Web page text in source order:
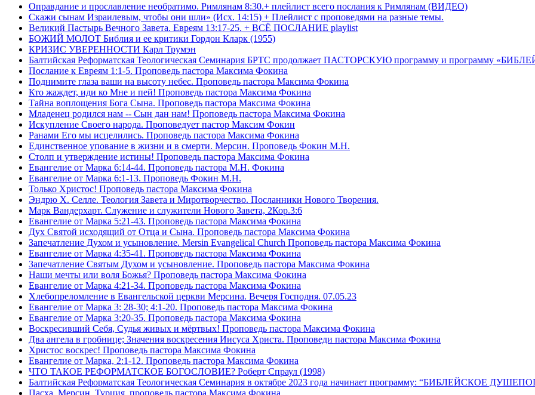
Оправдание и прославление необратимо. Римлянам 8:30.+ плейлист всего послания к Римлянам (ВИДЕО)
Скажи сынам Израилевым, чтобы они шли» (Исх. 14:15) + Плейлист с проповедями на разные темы.
Великий Пастырь Вечного Завета. Евреям 13:17-25. + ВСЁ ПОСЛАНИЕ playlist
БОЖИЙ МОЛОТ Библия и ее критики Гордон Кларк (1955)
КРИЗИС УВЕРЕННОСТИ Карл Трумэн
Балтийская Реформатская Теологическая Семинария БРТС продолжает ПАСТОРСКУЮ программу и программу
Послание к Евреям 1:1-5. Проповедь пастора Максима Фокина
Поднимите глаза ваши на высоту небес. Проповедь пастора Максима Фокина
Кто жаждет, иди ко Мне и пей! Проповедь пастора Максима Фокина
Тайна воплощения Бога Сына. Проповедь пастора Максима Фокина
Младенец родился нам -- Сын дан нам! Проповедь пастора Максима Фокина
Искупление Своего народа. Проповедует пастор Максим Фокин
Ранами Его мы исцелились. Проповедь пастора Максима Фокина
Единственное упование в жизни и в смерти. Мерсин. Проповедь Фокин М.Н.
Столп и утверждение истины! Проповедь пастора Максима Фокина
Евангелие от Марка 6:14-44. Проповедь пастора М.Н. Фокина
Евангелие от Марка 6:1-13. Проповедь Фокин М.Н.
Только Христос! Проповедь пастора Максима Фокина
Эндрю Х. Селле. Теология Завета и Миротворчество. Посланники Нового Творения.
Марк Вандерхарт. Служение и служители Нового Завета, 2Кор.3:6
Евангелие от Марка 5:21-43. Проповедь пастора Максима Фокина
Дух Святой исходящий от Отца и Сына. Проповедь пастора Максима Фокина
Запечатление Духом и усыновление. Mersin Evangelical Church Проповедь пастора Максима Фокина
Евангелие от Марка 4:35-41. Проповедь пастора Максима Фокина
Запечатление Святым Духом и усыновление. Проповедь пастора Максима Фокина
Наши мечты или воля Божья? Проповедь пастора Максима Фокина
Евангелие от Марка 4:21-34. Проповедь пастора Максима Фокина
Хлебопреломление в Евангельской церкви Мерсина. Вечеря Господня. 07.05.23
Евангелие от Марка 3: 28-30; 4:1-20. Проповедь пастора Максима Фокина
Евангелие от Марка 3:20-35. Проповедь пастора Максима Фокина
Воскресивший Себя, Судья живых и мëртвых! Проповедь пастора Максима Фокина
Два ангела в гробнице; Значения воскресения Иисуса Христа. Проповеди пастора Максима Фокина
Христос воскрес! Проповедь пастора Максима Фокина
Евангелие от Марка, 2:1-12. Проповедь пастора Максима Фокина
ЧТО ТАКОЕ РЕФОРМАТСКОЕ БОГОСЛОВИЕ? Роберт Спраул (1998)
Балтийская Реформатская Теологическая Семинария в октябре 2023 года начинает программу: “БИБЛЕЙСКОЕ
Пасха, Мерсин, Турция, проповедь пастора Максима Фокина